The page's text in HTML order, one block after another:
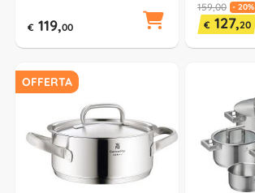
€ 119,00
159,00 - 20%
€ 127,20
OFFERTA